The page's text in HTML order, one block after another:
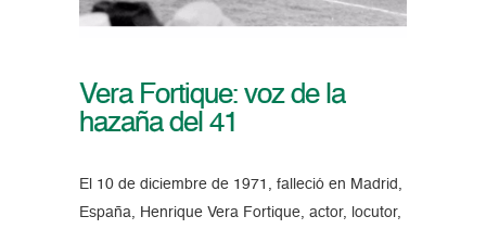
Vera Fortique: voz de la
hazaña del 41
El 10 de diciembre de 1971, falleció en Madrid,
España, Henrique Vera Fortique, actor, locutor,